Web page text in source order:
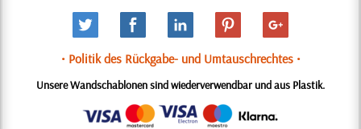
• Politik des Rückgabe- und Umtauschrechtes •
Unsere Wandschablonen sind wiederverwendbar und aus Plastik.